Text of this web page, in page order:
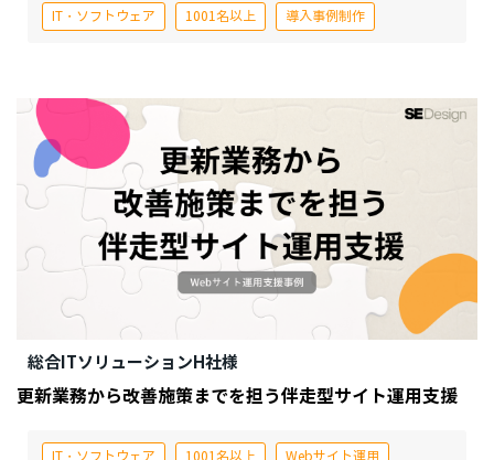
IT・ソフトウェア 1001名以上 導入事例制作
総合ITソリューションH社様
更新業務から改善施策までを担う伴走型サイト運用支援
IT・ソフトウェア 1001名以上 Webサイト運用